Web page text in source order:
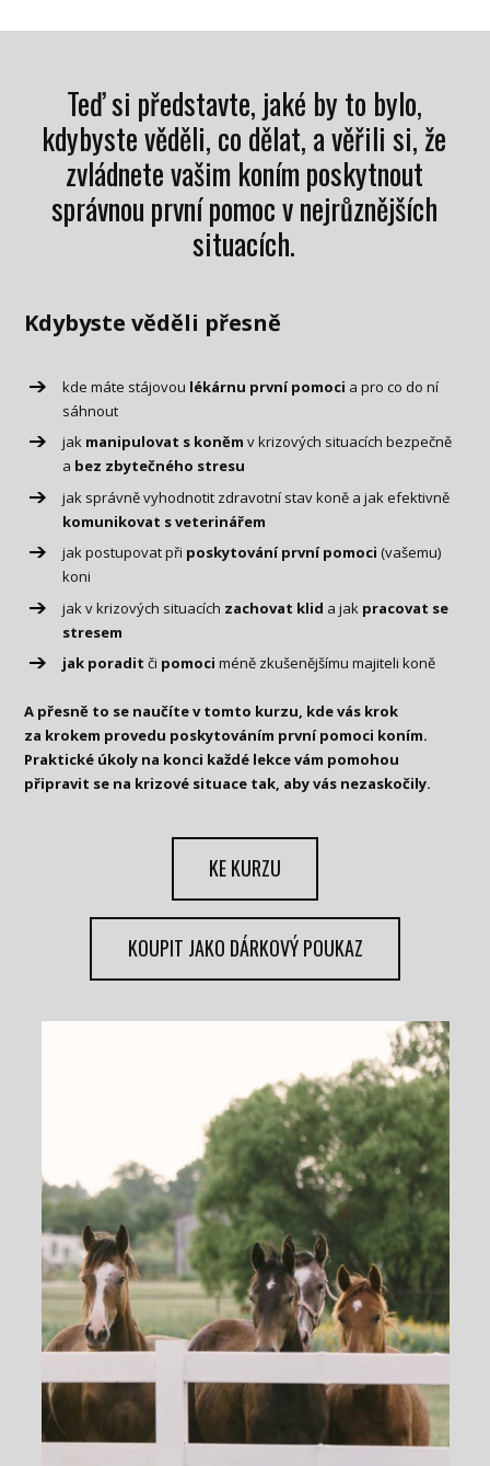
Teď si představte, jaké by to bylo,
kdybyste věděli, co dělat, a věřili si, že
zvládnete vašim koním poskytnout
správnou první pomoc v nejrůznějších
situacích.
Kdybyste věděli přesně
kde máte stájovou lékárnu první pomoci a pro co do ní
sáhnout
jak manipulovat s koněm v krizových situacích bezpečně
a bez zbytečného stresu
jak správně vyhodnotit zdravotní stav koně a jak efektivně
komunikovat s veterinářem
jak postupovat při poskytování první pomoci (vašemu)
koni
jak v krizových situacích zachovat klid a jak pracovat se
stresem
jak poradit či pomoci méně zkušenějšímu majiteli koně
A přesně to se naučíte v tomto kurzu, kde vás krok
za krokem provedu poskytováním první pomoci koním.
Praktické úkoly na konci každé lekce vám pomohou
připravit se na krizové situace tak, aby vás nezaskočily.
KE KURZU
KOUPIT JAKO DÁRKOVÝ POUKAZ